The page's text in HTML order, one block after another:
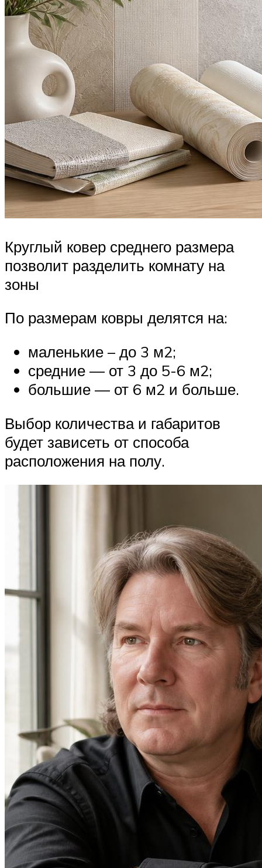
Круглый ковер среднего размера
позволит разделить комнату на
зоны
По размерам ковры делятся на:
маленькие – до 3 м2;
средние — от 3 до 5-6 м2;
большие — от 6 м2 и больше.
Выбор количества и габаритов
будет зависеть от способа
расположения на полу.